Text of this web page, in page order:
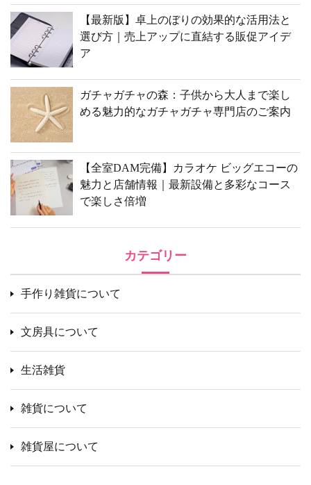
【最新版】卓上のぼりの効果的な活用法と
選び方｜売上アップに直結する販促アイデ
ア
ガチャガチャの森：子供から大人まで楽し
める魅力的なガチャガチャ専門店のご案内
【全室DAM完備】カラオケ ビッグエコーの
魅力と店舗情報｜最新設備と多彩なコース
で楽しさ倍増
カテゴリー
手作り雑貨について
文房具について
生活雑貨
雑貨について
雑貨屋について